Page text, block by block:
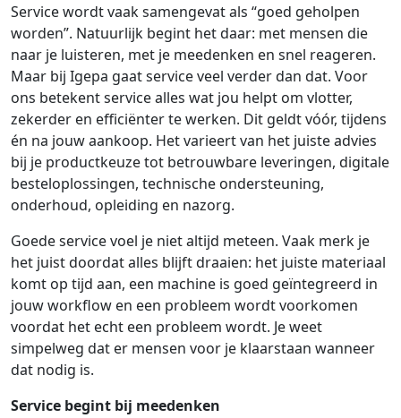
Service wordt vaak samengevat als “goed geholpen
worden”. Natuurlijk begint het daar: met mensen die
naar je luisteren, met je meedenken en snel reageren.
Maar bij Igepa gaat service veel verder dan dat. Voor
ons betekent service alles wat jou helpt om vlotter,
zekerder en efficiënter te werken. Dit geldt vóór, tijdens
én na jouw aankoop. Het varieert van het juiste advies
bij je productkeuze tot betrouwbare leveringen, digitale
besteloplossingen, technische ondersteuning,
onderhoud, opleiding en nazorg.
Goede service voel je niet altijd meteen. Vaak merk je
het juist doordat alles blijft draaien: het juiste materiaal
komt op tijd aan, een machine is goed geïntegreerd in
jouw workflow en een probleem wordt voorkomen
voordat het echt een probleem wordt. Je weet
simpelweg dat er mensen voor je klaarstaan wanneer
dat nodig is.
Service begint bij meedenken